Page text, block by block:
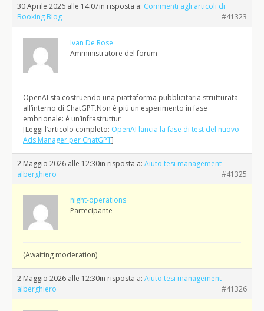
30 Aprile 2026 alle 14:07in risposta a: Commenti agli articoli di
Booking Blog
#41323
Ivan De Rose
Amministratore del forum
OpenAI sta costruendo una piattaforma pubblicitaria strutturata
all’interno di ChatGPT.Non è più un esperimento in fase
embrionale: è un’infrastruttur
[Leggi l’articolo completo: OpenAI lancia la fase di test del nuovo
Ads Manager per ChatGPT]
2 Maggio 2026 alle 12:30in risposta a: Aiuto tesi management
alberghiero
#41325
night-operations
Partecipante
(Awaiting moderation)
2 Maggio 2026 alle 12:30in risposta a: Aiuto tesi management
alberghiero
#41326